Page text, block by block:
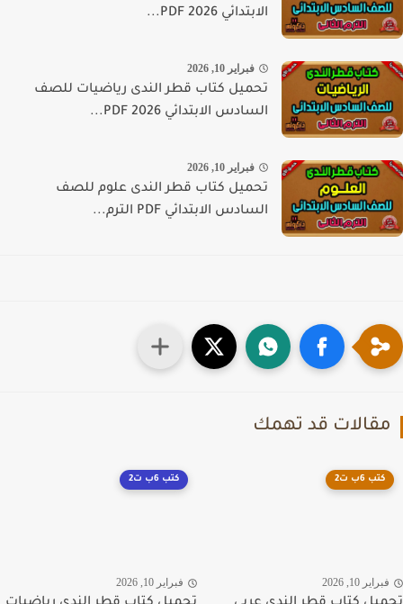
الابتدائي PDF 2026...
فبراير 10, 2026
تحميل كتاب قطر الندى رياضيات للصف
السادس الابتدائي PDF 2026...
فبراير 10, 2026
تحميل كتاب قطر الندى علوم للصف
السادس الابتدائي PDF الترم...
قد تهمك
كتب 6ب ت2
10, 2026
كتب 6ب ت2
فبراير 10, 2026